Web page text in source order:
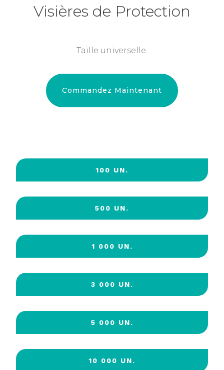
Visières de Protection
Taille universelle.
Commandez Maintenant
100 UN.
500 UN.
1 000 UN.
3 000 UN.
5 000 UN.
10 000 UN.